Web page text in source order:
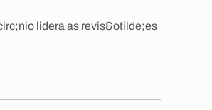
lidera as revis&otilde;es